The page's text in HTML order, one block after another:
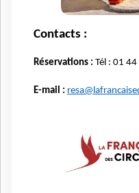
Contacts :
Réservations : Tél : 01
E-mail :